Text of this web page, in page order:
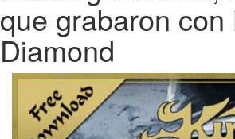
que grabaron con
Diamond